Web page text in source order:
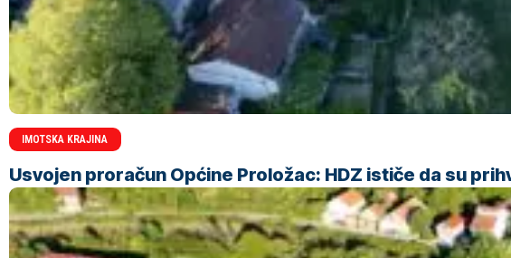
IMOTSKA KRAJINA
Usvojen proračun Općine Proložac: HDZ ističe da su